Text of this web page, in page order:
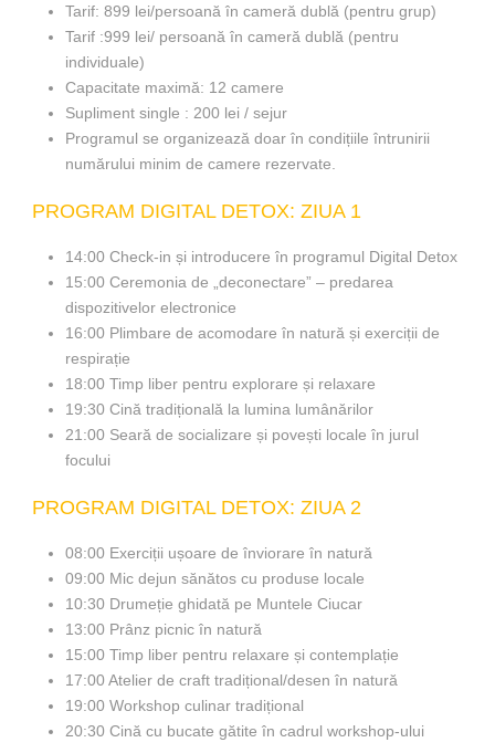
Tarif: 899 lei/persoană în cameră dublă (pentru grup)
Tarif :999 lei/ persoană în cameră dublă (pentru
individuale)
Capacitate maximă: 12 camere
Supliment single : 200 lei / sejur
Programul se organizează doar în condițiile întrunirii
numărului minim de camere rezervate.
PROGRAM DIGITAL DETOX: ZIUA 1
14:00 Check-in și introducere în programul Digital Detox
15:00 Ceremonia de „deconectare” – predarea
dispozitivelor electronice
16:00 Plimbare de acomodare în natură și exerciții de
respirație
18:00 Timp liber pentru explorare și relaxare
19:30 Cină tradițională la lumina lumânărilor
21:00 Seară de socializare și povești locale în jurul
focului
PROGRAM DIGITAL DETOX: ZIUA 2
08:00 Exerciții ușoare de înviorare în natură
09:00 Mic dejun sănătos cu produse locale
10:30 Drumeție ghidată pe Muntele Ciucar
13:00 Prânz picnic în natură
15:00 Timp liber pentru relaxare și contemplație
17:00 Atelier de craft tradițional/desen în natură
19:00 Workshop culinar tradițional
20:30 Cină cu bucate gătite în cadrul workshop-ului